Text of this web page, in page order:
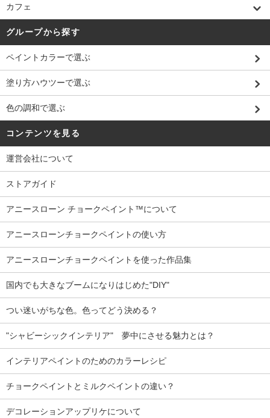
カフェ
グループから探す
ペイントカラーで選ぶ
塗り方ハウツーで選ぶ
色の調和で選ぶ
コンテンツを見る
運営会社について
ストアガイド
アニースローン チョークペイント™について
アニースローンチョークペイントの使い方
アニースローンチョークペイントを使った作品集
国内でも大きなブームになりはじめた"DIY"
つい迷いがちな色。色ってどう決める？
"シャビーシックインテリア" 夢中にさせる魅力とは？
インテリアペイントのためのカラーレシピ
チョークペイントとミルクペイントの違い？
デコレーションアップリケについて